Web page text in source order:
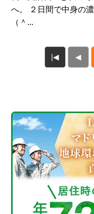
へ。 ２日間で中身の
（＾...
|◀ ◀